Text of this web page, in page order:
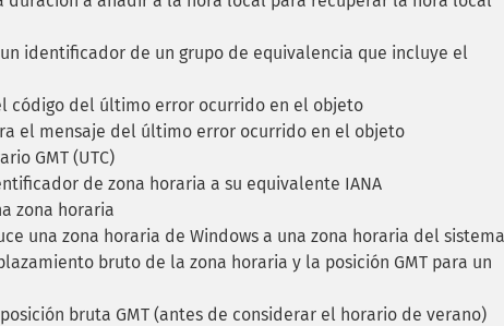
identificador de un grupo de equivalencia que incluye el
código del último error ocurrido en el objeto
el mensaje del último error ocurrido en el objeto
GMT (UTC)
de zona horaria a su equivalente IANA
zona horaria
una zona horaria de Windows a una zona horaria del sistema
bruto de la zona horaria y la posición GMT para un
bruta GMT (antes de considerar el horario de verano)